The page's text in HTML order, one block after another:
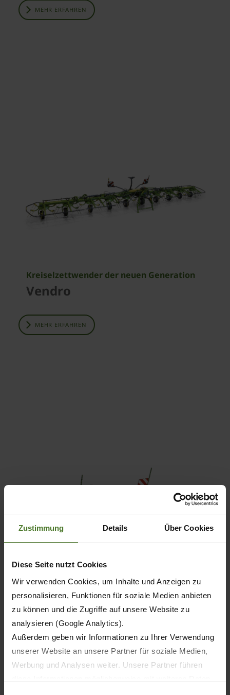
Zustimmung Details Über Cookies
Diese Seite nutzt Cookies
Wir verwenden Cookies, um Inhalte und Anzeigen zu
personalisieren, Funktionen für soziale Medien anbieten
zu können und die Zugriffe auf unsere Website zu
analysieren (Google Analytics).
Außerdem geben wir Informationen zu Ihrer Verwendung
unserer Website an unsere Partner für soziale Medien,
Werbung und Analysen weiter. Unsere Partner führen
MEHR ERFAHREN
Kreiselzettwender der neuen Generation
Vendro
MEHR ERFAHREN
Kreiselzettwender
KWT
MEHR ERFAHREN